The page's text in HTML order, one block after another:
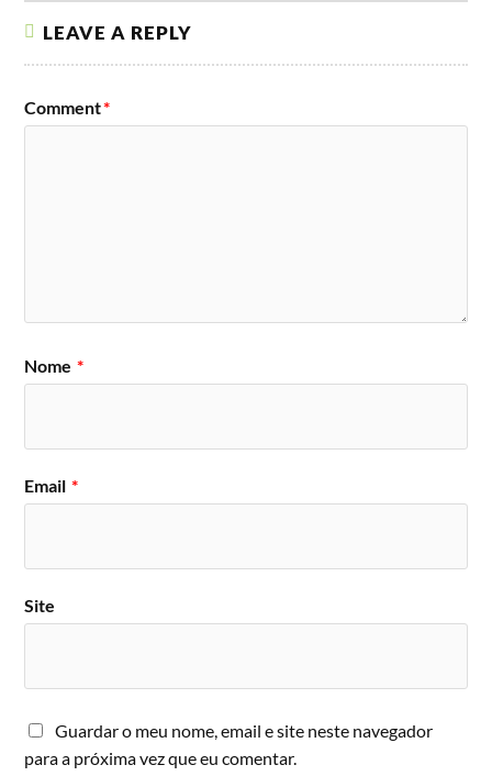
LEAVE A REPLY
Comment*
Nome *
Email *
Site
Guardar o meu nome, email e site neste navegador
para a próxima vez que eu comentar.